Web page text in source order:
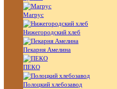
Магрус
Нижегородский хлеб
Пекарня Амелина
ПЕКО
Полоцкий хлебозавод